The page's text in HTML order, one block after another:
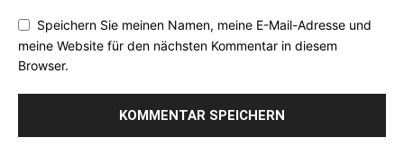
Speichern Sie meinen Namen, meine E-Mail-Adresse und
meine Website für den nächsten Kommentar in diesem
Browser.